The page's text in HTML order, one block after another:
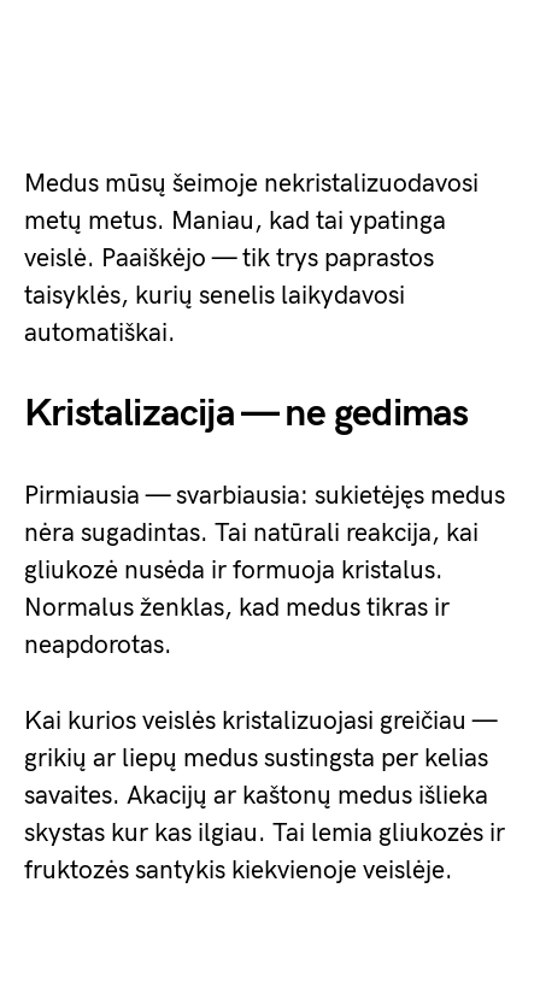
Medus mūsų šeimoje nekristalizuodavosi
metų metus. Maniau, kad tai ypatinga
veislė. Paaiškėjo — tik trys paprastos
taisyklės, kurių senelis laikydavosi
automatiškai.
Kristalizacija — ne gedimas
Pirmiausia — svarbiausia: sukietėjęs medus
nėra sugadintas. Tai natūrali reakcija, kai
gliukozė nusėda ir formuoja kristalus.
Normalus ženklas, kad medus tikras ir
neapdorotas.
Kai kurios veislės kristalizuojasi greičiau —
grikių ar liepų medus sustingsta per kelias
savaites. Akacijų ar kaštonų medus išlieka
skystas kur kas ilgiau. Tai lemia gliukozės ir
fruktozės santykis kiekvienoje veislėje.